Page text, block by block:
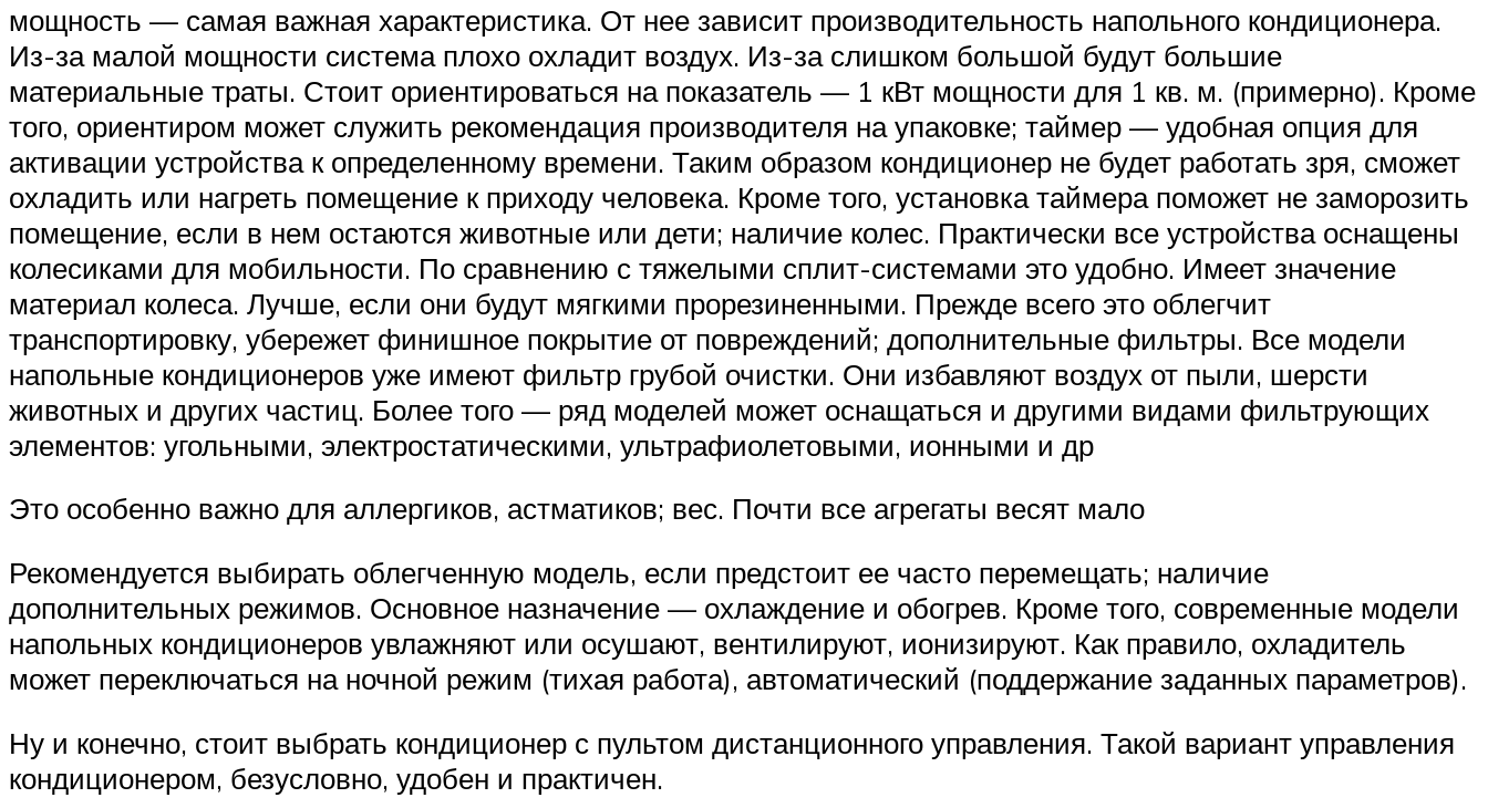
мощность — самая важная характеристика. От нее зависит производительность напольного кондиционера.
Из-за малой мощности система плохо охладит воздух. Из-за слишком большой будут большие
материальные траты. Стоит ориентироваться на показатель — 1 кВт мощности для 1 кв. м. (примерно). Кроме
того, ориентиром может служить рекомендация производителя на упаковке; таймер — удобная опция для
активации устройства к определенному времени. Таким образом кондиционер не будет работать зря, сможет
охладить или нагреть помещение к приходу человека. Кроме того, установка таймера поможет не заморозить
помещение, если в нем остаются животные или дети; наличие колес. Практически все устройства оснащены
колесиками для мобильности. По сравнению с тяжелыми сплит-системами это удобно. Имеет значение
материал колеса. Лучше, если они будут мягкими прорезиненными. Прежде всего это облегчит
транспортировку, убережет финишное покрытие от повреждений; дополнительные фильтры. Все модели
напольные кондиционеров уже имеют фильтр грубой очистки. Они избавляют воздух от пыли, шерсти
животных и других частиц. Более того — ряд моделей может оснащаться и другими видами фильтрующих
элементов: угольными, электростатическими, ультрафиолетовыми, ионными и др
Это особенно важно для аллергиков, астматиков; вес. Почти все агрегаты весят мало
Рекомендуется выбирать облегченную модель, если предстоит ее часто перемещать; наличие
дополнительных режимов. Основное назначение — охлаждение и обогрев. Кроме того, современные модели
напольных кондиционеров увлажняют или осушают, вентилируют, ионизируют. Как правило, охладитель
может переключаться на ночной режим (тихая работа), автоматический (поддержание заданных параметров).
Ну и конечно, стоит выбрать кондиционер с пультом дистанционного управления. Такой вариант управления
кондиционером, безусловно, удобен и практичен.